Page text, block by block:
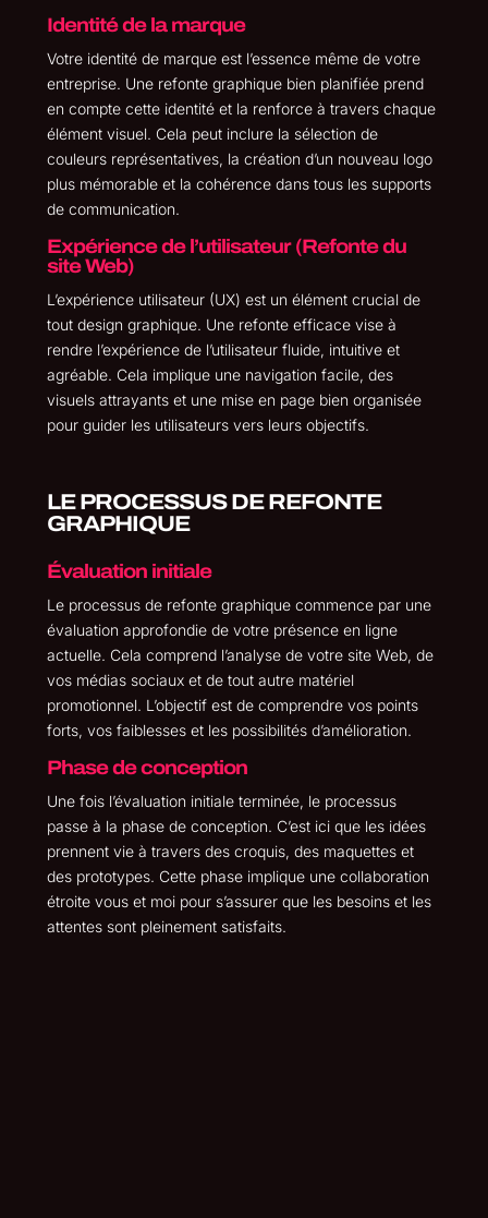
Identité de la marque
Votre identité de marque est l’essence même de votre
entreprise. Une refonte graphique bien planifiée prend
en compte cette identité et la renforce à travers chaque
élément visuel. Cela peut inclure la sélection de
couleurs représentatives, la création d’un nouveau logo
plus mémorable et la cohérence dans tous les supports
de communication.
Expérience de l’utilisateur (Refonte du
site Web)
L’expérience utilisateur (UX) est un élément crucial de
tout design graphique. Une refonte efficace vise à
rendre l’expérience de l’utilisateur fluide, intuitive et
agréable. Cela implique une navigation facile, des
visuels attrayants et une mise en page bien organisée
pour guider les utilisateurs vers leurs objectifs.
LE PROCESSUS DE REFONTE
GRAPHIQUE
Évaluation initiale
Le processus de refonte graphique commence par une
évaluation approfondie de votre présence en ligne
actuelle. Cela comprend l’analyse de votre site Web, de
vos médias sociaux et de tout autre matériel
promotionnel. L’objectif est de comprendre vos points
forts, vos faiblesses et les possibilités d’amélioration.
Phase de conception
Une fois l’évaluation initiale terminée, le processus
passe à la phase de conception. C’est ici que les idées
prennent vie à travers des croquis, des maquettes et
des prototypes. Cette phase implique une collaboration
étroite vous et moi pour s’assurer que les besoins et les
attentes sont pleinement satisfaits.